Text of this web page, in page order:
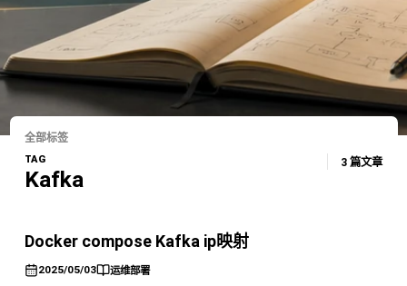
全部标签
TAG
Kafka
3 篇文章
Docker compose Kafka ip映射
2025/05/03 运维部署